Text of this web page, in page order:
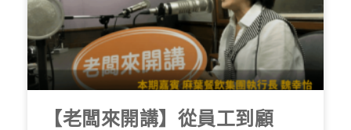
【老闆來開講】從員工到顧